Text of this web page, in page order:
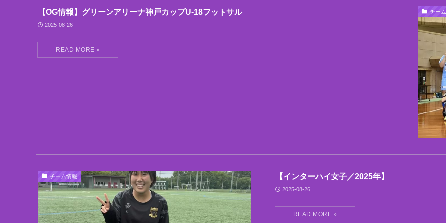
チー
【OG情報】グリーンアリーナ神戸カップU-18フットサル
2025-08-26
チーム情報 【インターハイ女子／2025年】
2025-08-26